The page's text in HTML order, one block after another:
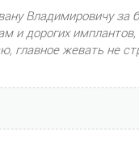
Владимировичу
и дорогих
главное жевать не